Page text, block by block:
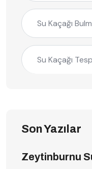
Su Kaçağı
Su Kaçağı
Son Yazılar
Zeytinburnu